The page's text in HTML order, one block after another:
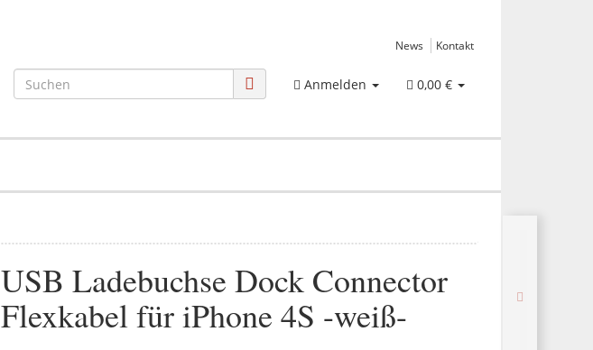
News Kontakt
Anmelden 0,00 €
USB Ladebuchse Dock Connector
Flexkabel für iPhone 4S -weiß-